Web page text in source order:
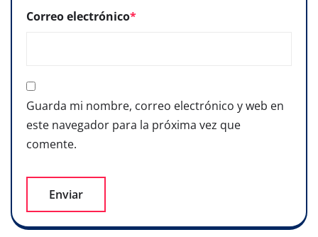
Correo electrónico*
Guarda mi nombre, correo electrónico y web en
este navegador para la próxima vez que
comente.